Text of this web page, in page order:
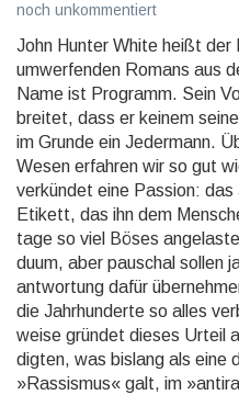
noch unkommentiert
John Hunter White heißt
umwerfenden Romans aus
Name ist Programm. Sein
breitet, dass er keinem
im Grunde ein Jedermann.
Wesen erfahren wir so gut
verkündet eine Passion:
Etikett, das ihn dem
tage so viel Böses
duum, aber pauschal sollen
antwor­tung dafür
die Jahr­hun­derte so alles
weise gründet dieses Urteil
digten, was bislang als eine
»Rassis­mus« galt, im